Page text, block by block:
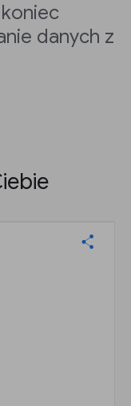
danych z